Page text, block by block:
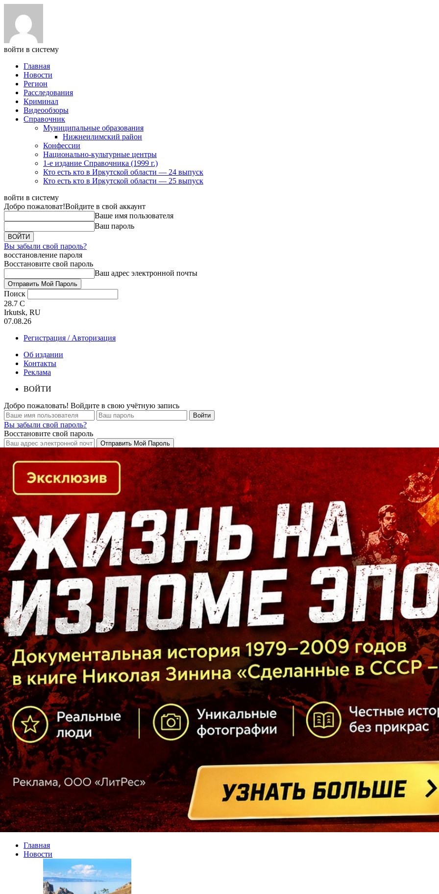
войти в систему
Главная
Новости
Регион
Расследования
Криминал
Видеообзоры
Справочник
Муниципальные образования
Нижнеилимский район
Конфессии
Национально-культурные центры
1-е издание Справочника (1999 г.)
Кто есть кто в Иркутской области — 24 выпуск
Кто есть кто в Иркутской области — 25 выпуск
войти в систему
Добро пожаловат!Войдите в свой аккаунт
Ваше имя пользователя
Ваш пароль
Вы забыли свой пароль?
восстановление пароля
Восстановите свой пароль
Ваш адрес электронной почты
Поиск
28.7 C
Irkutsk, RU
07.08.26
Регистрация / Авторизация
Об издании
Контакты
Реклама
ВОЙТИ
Добро пожаловать! Войдите в свою учётную запись
Вы забыли свой пароль?
Восстановите свой пароль
Кто есть кто в Байкальском регионе
Главная
Новости